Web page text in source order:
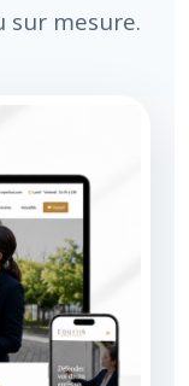
sur mesure.